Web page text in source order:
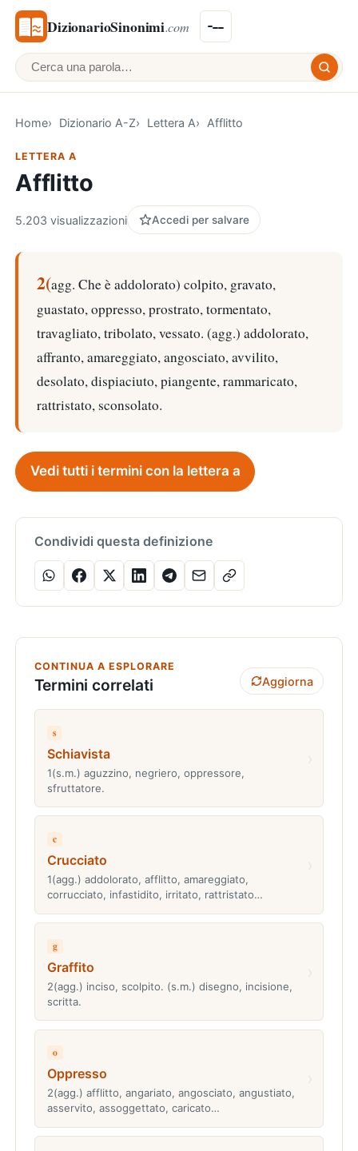
DizionarioSinonimi.com
Cerca una parola
Home Dizionario A-Z Lettera A Afflitto
LETTERA A
Afflitto
5.203 visualizzazioni Accedi per salvare
2(agg. Che è addolorato) colpito, gravato,
guastato, oppresso, prostrato, tormentato,
travagliato, tribolato, vessato. (agg.) addolorato,
affranto, amareggiato, angosciato, avvilito,
desolato, dispiaciuto, piangente, rammaricato,
rattristato, sconsolato.
Vedi tutti i termini con la lettera a
Condividi questa definizione
CONTINUA A ESPLORARE
Termini correlati Aggiorna
s
Schiavista
1(s.m.) aguzzino, negriero, oppressore,
sfruttatore.
c
Crucciato
1(agg.) addolorato, afflitto, amareggiato,
corrucciato, infastidito, irritato, rattristato…
g
Graffito
2(agg.) inciso, scolpito. (s.m.) disegno, incisione,
scritta.
o
Oppresso
2(agg.) afflitto, angariato, angosciato, angustiato,
asservito, assoggettato, caricato…